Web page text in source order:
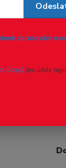
zpracování
údajůpro účely